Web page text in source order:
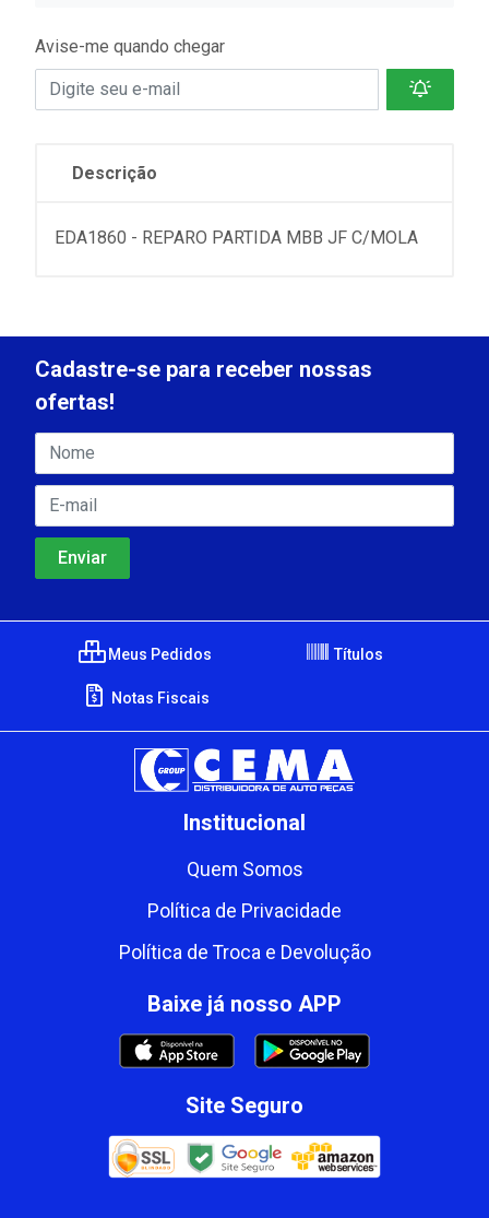
Avise-me quando chegar
Descrição
EDA1860 - REPARO PARTIDA MBB JF C/MOLA
Cadastre-se para receber nossas
ofertas!
Meus Pedidos Títulos
Notas Fiscais
Institucional
Quem Somos
Política de Privacidade
Política de Troca e Devolução
Baixe já nosso APP
Site Seguro